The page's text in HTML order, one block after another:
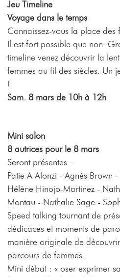
Jeu Timeline
Voyage dans le temps
Connaissez-vous la place des
Il est fort possible que non.
timeline venez découvrir la
femmes au fil des siècles. Un
!
Sam. 8 mars de 10h à 12h
Mini salon
8 autrices pour le 8 mars
Seront présentes :
Patie A Alonzi - Agnès Brown
Hélène Hinojo-Martinez -
Montau - Nathalie Sage -
Speed talking tournant de
dédicaces et moments de
manière originale de
parcours de femmes.
Mini débat : « oser exprimer